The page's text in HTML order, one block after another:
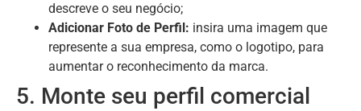
descreve o seu negócio;
Adicionar Foto de Perfil: insira uma imagem que
represente a sua empresa, como o logotipo, para
aumentar o reconhecimento da marca.
5. Monte seu perfil comercial